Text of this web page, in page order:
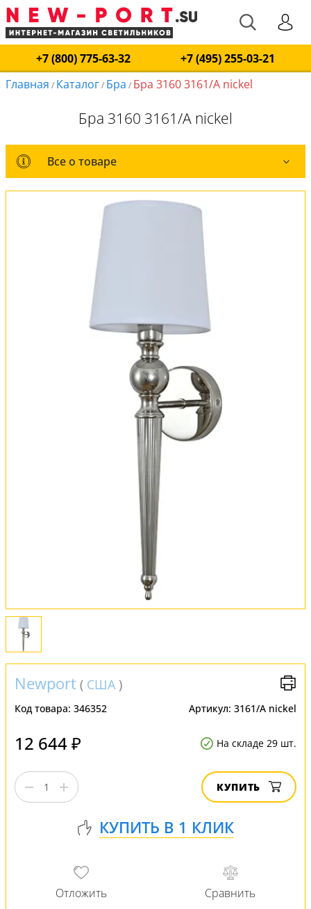
+7 (800) 775-63-32
+7 (495) 255-03-21
Главная / Каталог/ Бра / Бра 3160 3161/A nickel
Бра 3160 3161/A nickel
Все о товаре
Все о товаре
Комплект лампочек
Вся коллекция
Оплата и доставка
Обмен и возврат
Newport ( США )
Код товара: 346352 Артикул: 3161/A nickel
12 644 ₽ На складе 29 шт.
КУПИТЬ